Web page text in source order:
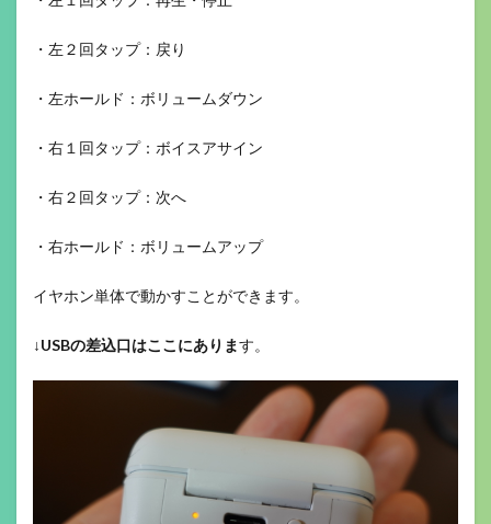
・左２回タップ：戻り
・左ホールド：ボリュームダウン
・右１回タップ：ボイスアサイン
・右２回タップ：次へ
・右ホールド：ボリュームアップ
イヤホン単体で動かすことができます。
↓USBの差込口はここにあります。